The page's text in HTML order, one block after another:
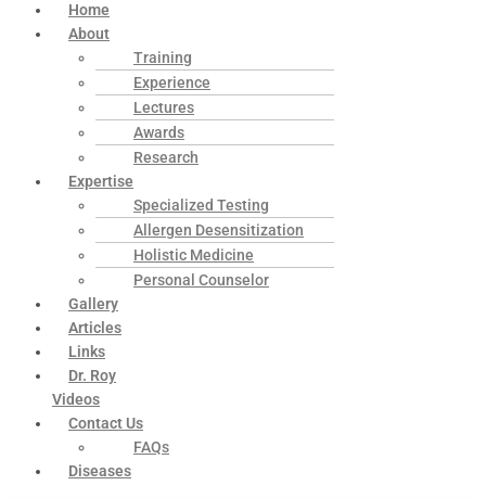
Home
About
Training
Experience
Lectures
Awards
Research
Expertise
Specialized Testing
Allergen Desensitization
Holistic Medicine
Personal Counselor
Gallery
Articles
Links
Dr. Roy
Videos
Contact Us
FAQs
Diseases